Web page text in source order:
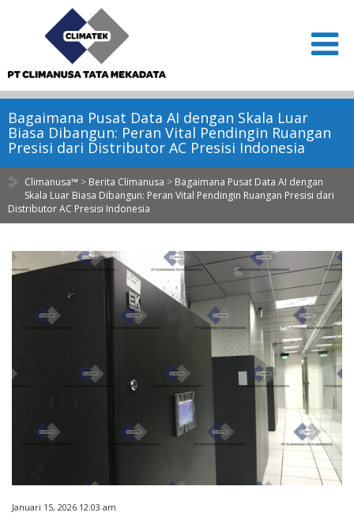
Bagaimana Pusat Data AI dengan Skala Luar
Biasa Dibangun: Peran Vital Pendingin Ruangan
Presisi dari Distributor AC Presisi Indonesia
Climanusa™ > Berita Climanusa > Bagaimana Pusat Data AI dengan
Skala Luar Biasa Dibangun: Peran Vital Pendingin Ruangan Presisi dari
Distributor AC Presisi Indonesia
Januari 15, 2026 12:03 am